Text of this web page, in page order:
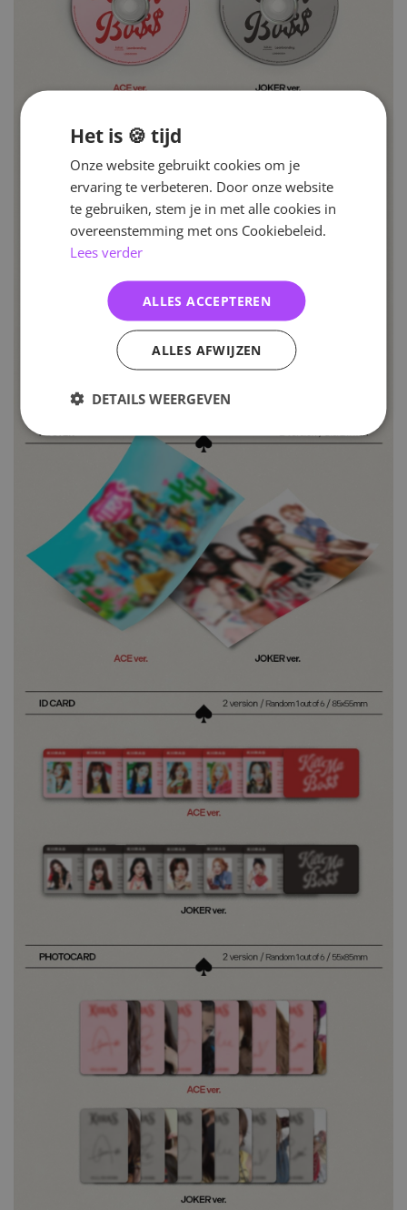
Het is 🍪 tijd
Onze website gebruikt cookies om je
ervaring te verbeteren. Door onze website
te gebruiken, stem je in met alle cookies in
overeenstemming met ons Cookiebeleid.
Lees verder
ALLES ACCEPTEREN
ALLES AFWIJZEN
DETAILS WEERGEVEN